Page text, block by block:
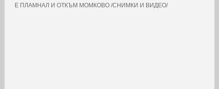
Е ПЛАМНАЛ И ОТКЪМ МОМКОВО /СНИМКИ И ВИДЕО/